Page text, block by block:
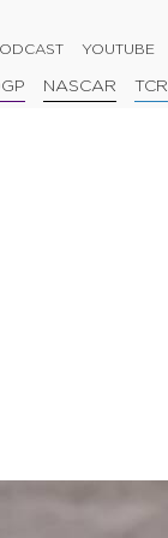
YOUTUBE
NASCAR TCR